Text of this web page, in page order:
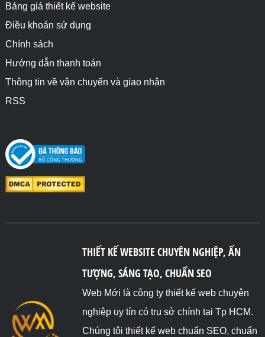
Bảng giá thiết kế website
Điều khoản sử dụng
Chính sách
Hướng dẫn thanh toán
Thông tin về vận chuyển và giao nhận
RSS
THIẾT KẾ WEBSITE CHUYÊN NGHIỆP, ẤN
TƯỢNG, SÁNG TẠO, CHUẨN SEO
Web Mới là công ty thiết kế web chuyên
nghiệp uy tín có trụ sở chính tại Tp HCM.
Chúng tôi thiết kế web chuẩn SEO, chuẩn